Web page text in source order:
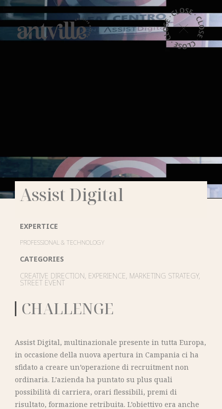
Assist Digital
EXPERTICE
PROFESSIONAL & TECHNOLOGY
CATEGORIES
CREATIVE DIRECTION, EXPERIENCE, MARKETING STRATEGY,
STREET EVENT
CHALLENGE
Assist Digital, multinazionale presente in tutta Europa,
in occasione della nuova apertura in Campania ci ha
sfidato a creare un’operazione di recruitment non
ordinaria. L’azienda ha puntato su plus quali
possibilità di carriera, orari flessibili, premi di
risultato, formazione retribuita. L’obiettivo era anche